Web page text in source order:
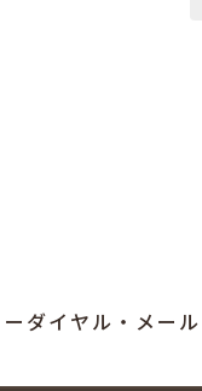
ダイヤル・メー